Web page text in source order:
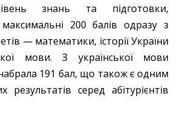
знань та підготовки,
200 балів одразу з
— математики, історії України
мови. З української мови
191 бал, що також є одним
результатів серед абітурієнтів